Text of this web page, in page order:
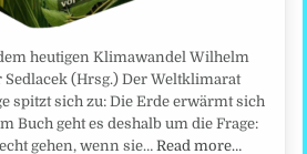
heutigen Klimawandel Wilhelm
Sedlacek (Hrsg.) Der Weltklimarat
spitzt sich zu: Die Erde erwärmt sich
Buch geht es deshalb um die Frage:
gehen, wenn sie…Read more…